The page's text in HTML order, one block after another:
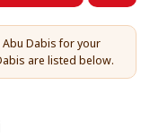
Dabis for your
are listed below.